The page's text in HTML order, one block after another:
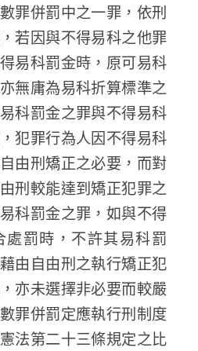
罪併罰中之一罪，依刑
若因與不得易科之他罪
易科罰金時，原可易科
無庸為易科折算標準之
科罰金之罪與不得易科
犯罪行為人因不得易科
由刑矯正之必要，而對
刑較能達到矯正犯罪之
科罰金之罪，如與不得
處罰時，不許其易科罰
由自由刑之執行矯正犯
亦未選擇非必要而較嚴
罪併罰定應執行刑制度
法第二十三條規定之比